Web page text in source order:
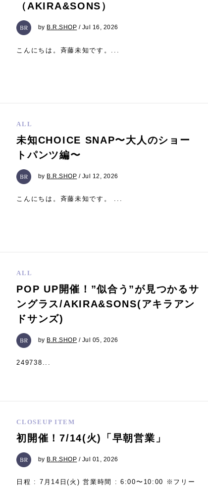
（AKIRA&SONS）
by B.R.SHOP / Jul 16, 2026
こんにちは。斉藤未知です。...
ALL
未知CHOICE SNAP〜大人のショー
トパンツ編〜
by B.R.SHOP / Jul 12, 2026
こんにちは。斉藤未知です。 ...
ALL
POP UP開催！”似合う”が見つかるサ
ングラス/AKIRA&SONS(アキラアン
ドサンズ)
by B.R.SHOP / Jul 05, 2026
249738...
CLOSEUP ITEM
初開催！7/14(火)「早朝営業」
by B.R.SHOP / Jul 01, 2026
日程 : 7月14日(火) 営業時間 : 6:00〜10:00 ※フリー